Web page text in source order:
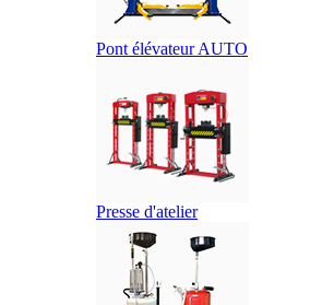
Pont élévateur AUTO
Presse d'atelier